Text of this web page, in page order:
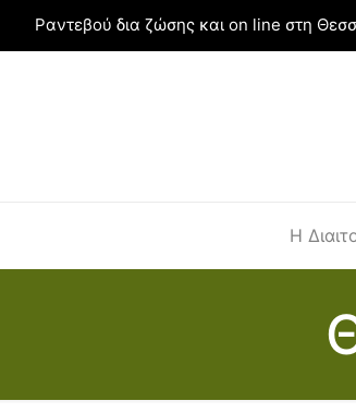
Ραντεβού δια ζώσης και on line στη
Η